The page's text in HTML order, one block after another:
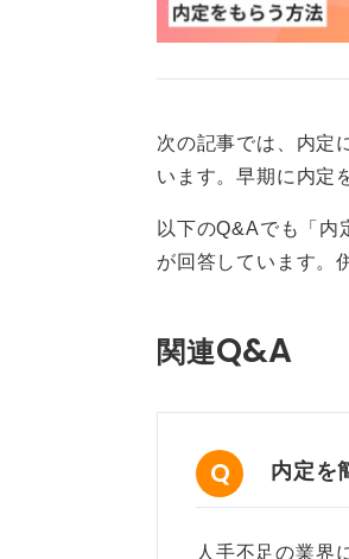
けられるのか、
意してください
0
次の記事では、内定
います。早期に内定
以下のQ&Aでも「内
が回答しています。
関連Q&A
内定を
人手不足の業界